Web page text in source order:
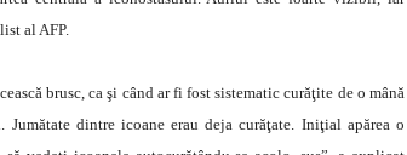
al AFP.
brusc, ca şi când ar fi fost sistematic curăţite de o mână
dintre icoane erau deja curăţate. Iniţial apărea o